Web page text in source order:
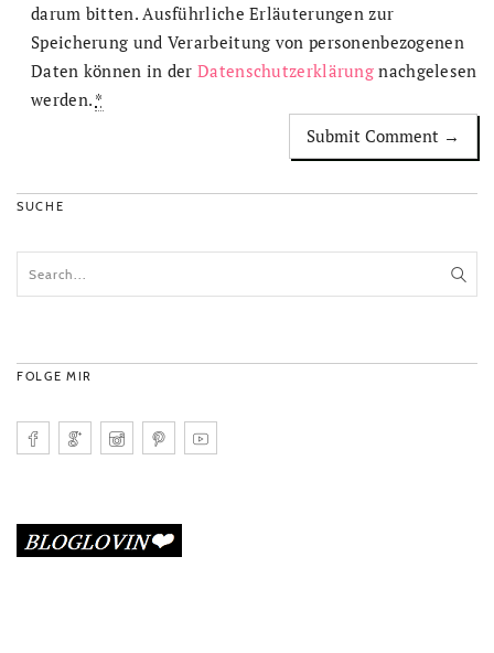
darum bitten. Ausführliche Erläuterungen zur
Speicherung und Verarbeitung von personenbezogenen
Daten können in derDatenschutzerklärung nachgelesen
werden. *
SUCHE
FOLGE MIR